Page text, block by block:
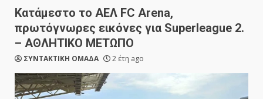
Κατάμεστο το ΑΕΛ FC Arena,
πρωτόγνωρες εικόνες για Superleague 2.
– ΑΘΛΗΤΙΚΟ ΜΕΤΩΠΟ
ΣΥΝΤΑΚΤΙΚΗ ΟΜΑΔΑ 2 έτη ago